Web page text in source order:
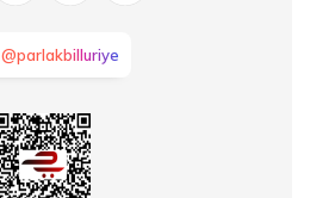
@parlakbilluriye